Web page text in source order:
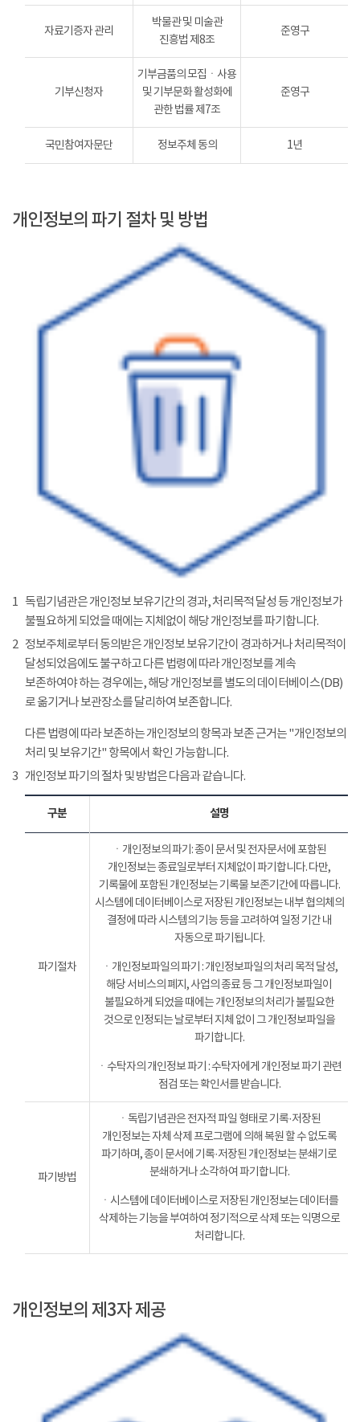
자료기증자 관리
박물관 및 미술관
진흥법 제8조
준영구
기부신청자
기부금품의 모집ㆍ사용
및 기부문화 활성화에
관한 법률 제7조
준영구
국민참여자문단 정보주체 동의 1년
개인정보의 파기 절차 및 방법
1 독립기념관은 개인정보 보유기간의 경과, 처리목적 달성 등 개인정보가
불필요하게 되었을 때에는 지체없이 해당 개인정보를 파기합니다.
2 정보주체로부터 동의받은 개인정보 보유기간이 경과하거나 처리목적이
달성되었음에도 불구하고 다른 법령에 따라 개인정보를 계속
보존하여야 하는 경우에는, 해당 개인정보를 별도의 데이터베이스(DB)
로 옮기거나 보관장소를 달리하여 보존합니다.
다른 법령에 따라 보존하는 개인정보의 항목과 보존 근거는 "개인정보의
처리 및 보유기간" 항목에서 확인 가능합니다.
3 개인정보 파기의 절차 및 방법은 다음과 같습니다.
구분 설명
파기절차
ㆍ개인정보의 파기: 종이 문서 및 전자문서에 포함된
개인정보는 종료일로부터 지체없이 파기합니다. 다만,
기록물에 포함된 개인정보는 기록물 보존기간에 따릅니다.
시스템에 데이터베이스로 저장된 개인정보는 내부 협의체의
결정에 따라 시스템의 기능 등을 고려하여 일정 기간 내
자동으로 파기됩니다.
ㆍ개인정보파일의 파기 : 개인정보파일의 처리 목적 달성,
해당 서비스의 폐지, 사업의 종료 등 그 개인정보파일이
불필요하게 되었을 때에는 개인정보의 처리가 불필요한
것으로 인정되는 날로부터 지체 없이 그 개인정보파일을
파기합니다.
ㆍ수탁자의 개인정보 파기 : 수탁자에게 개인정보 파기 관련
점검 또는 확인서를 받습니다.
파기방법
ㆍ독립기념관은 전자적 파일 형태로 기록·저장된
개인정보는 자체 삭제 프로그램에 의해 복원 할 수 없도록
파기하며, 종이 문서에 기록·저장된 개인정보는 분쇄기로
분쇄하거나 소각하여 파기합니다.
ㆍ시스템에 데이터베이스로 저장된 개인정보는 데이터를
삭제하는 기능을 부여하여 정기적으로 삭제 또는 익명으로
처리합니다.
개인정보의 제3자 제공